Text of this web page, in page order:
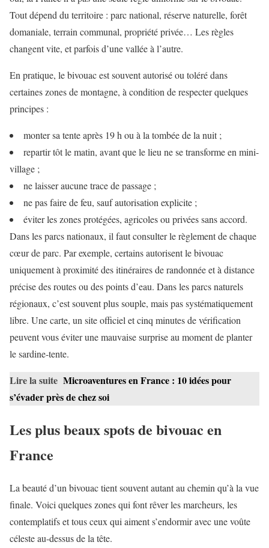
Tout dépend du territoire : parc national, réserve naturelle, forêt
domaniale, terrain communal, propriété privée… Les règles
changent vite, et parfois d’une vallée à l’autre.
En pratique, le bivouac est souvent autorisé ou toléré dans
certaines zones de montagne, à condition de respecter quelques
principes :
monter sa tente après 19 h ou à la tombée de la nuit ;
repartir tôt le matin, avant que le lieu ne se transforme en mini-
village ;
ne laisser aucune trace de passage ;
ne pas faire de feu, sauf autorisation explicite ;
éviter les zones protégées, agricoles ou privées sans accord.
Dans les parcs nationaux, il faut consulter le règlement de chaque
cœur de parc. Par exemple, certains autorisent le bivouac
uniquement à proximité des itinéraires de randonnée et à distance
précise des routes ou des points d’eau. Dans les parcs naturels
régionaux, c’est souvent plus souple, mais pas systématiquement
libre. Une carte, un site officiel et cinq minutes de vérification
peuvent vous éviter une mauvaise surprise au moment de planter
le sardine-tente.
Lire la suite Microaventures en France : 10 idées pour
s’évader près de chez soi
Les plus beaux spots de bivouac en
France
La beauté d’un bivouac tient souvent autant au chemin qu’à la vue
finale. Voici quelques zones qui font rêver les marcheurs, les
contemplatifs et tous ceux qui aiment s’endormir avec une voûte
céleste au-dessus de la tête.